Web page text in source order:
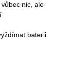
nic, ale
baterii